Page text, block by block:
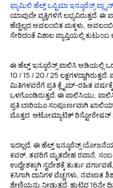
ಫ್ಯಾಮಿಲಿ ಹೆಲ್ತ್ ಒಪ್ಟಿಮಾ ಇನ್ಶೂರೆನ್ಸ್
ಯಾವುದೇ ವ್ಯಕ್ತಿಗಳಿಗೆ ಲಭ್ಯವಿರುತ್ತದೆ.
ಹೆಚ್ಚಿಲ್ಲದ ಅವಲಂಬಿತ ಮಕ್ಕಳು,
ಸೇರಿದಂತೆ ವಿಶಾಲ ವ್ಯಾಪ್ತಿಯಲ್ಲಿ ಕುಟುಂಬ
ಈ ಹೆಲ್ತ್ ಇನ್ಶೂರೆನ್ಸ್ ಪಾಲಿಸಿ ಅಡಿಯಲ್ಲಿ
10 / 15 / 20 / 25
ಮಿತಿಗಳವರೆಗೆ ಪ್ರತಿ ಕ್ಲೈಮ್-ರಹಿತ
ಒಳಗೊಂಡಿರುತ್ತದೆ. ಈ ಪಾಲಿಸಿಯು,
ಪ್ರತಿ ಬಾರಿಯೂ ಸಂಪೂರ್ಣವಾಗಿ
ಮೊತ್ತದ ಆಟೋಮ್ಯಾಟಿಕ್ ರಿಸ್ಟೋರೇಷನ್‌
ಇದಲ್ಲದೆ, ಈ ಹೆಲ್ತ್ ಇನ್ಶೂರೆನ್ಸ್
ಕವರ್, ತವರಿಗೆ ಮೃತದೇಹ ರವಾನೆ,
ಉದ್ದೇಶಕ್ಕಾಗಿ ಸ್ವದೇಶಕ್ಕೆ ತುರ್ತು ವರ್ಗಾವಣೆ,
ಕಸಿಗಾಗಿ ದಾನಿಗಳ ವೆಚ್ಚಗಳು, ನವಜಾತ
ಶ್ರೇಣಿಯನ್ನು ನೀಡುತ್ತದೆ. ಹುಟ್ಟಿದ